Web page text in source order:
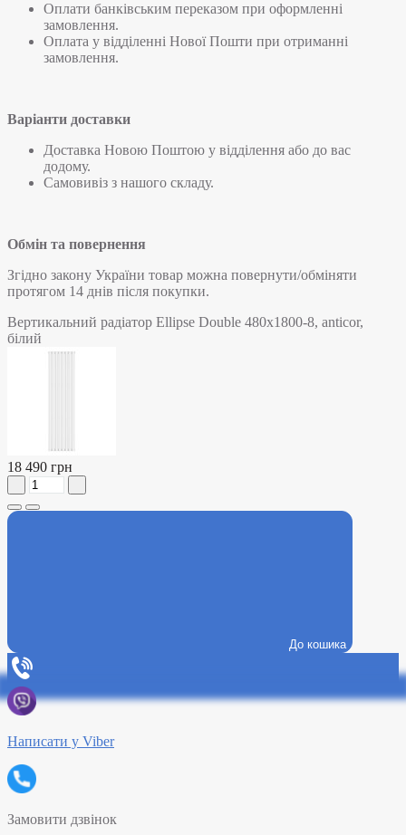
Оплати банківським переказом при оформленні
замовлення.
Оплата у відділенні Нової Пошти при отриманні
замовлення.
Варіанти доставки
Доставка Новою Поштою у відділення або до вас
додому.
Самовивіз з нашого складу.
Обмін та повернення
Згідно закону України товар можна повернути/обміняти
протягом 14 днів після покупки.
Вертикальний радіатор Ellipse Double 480х1800-8, anticor,
білий
18 490 грн
До кошика
Написати у Viber
Замовити дзвінок